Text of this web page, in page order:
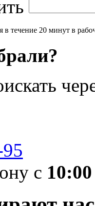
течение 20 минут в
с 10:00